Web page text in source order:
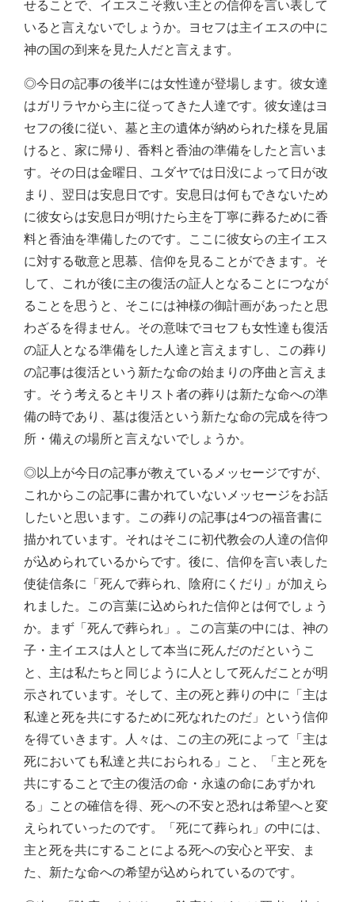
せることで、イエスこそ救い主との信仰を言い表して
いると言えないでしょうか。ヨセフは主イエスの中に
神の国の到来を見た人だと言えます。
◎今日の記事の後半には女性達が登場します。彼女達
はガリラヤから主に従ってきた人達です。彼女達はヨ
セフの後に従い、墓と主の遺体が納められた様を見届
けると、家に帰り、香料と香油の準備をしたと言いま
す。その日は金曜日、ユダヤでは日没によって日が改
まり、翌日は安息日です。安息日は何もできないため
に彼女らは安息日が明けたら主を丁寧に葬るために香
料と香油を準備したのです。ここに彼女らの主イエス
に対する敬意と思慕、信仰を見ることができます。そ
して、これが後に主の復活の証人となることにつなが
ることを思うと、そこには神様の御計画があったと思
わざるを得ません。その意味でヨセフも女性達も復活
の証人となる準備をした人達と言えますし、この葬り
の記事は復活という新たな命の始まりの序曲と言えま
す。そう考えるとキリスト者の葬りは新たな命への準
備の時であり、墓は復活という新たな命の完成を待つ
所・備えの場所と言えないでしょうか。
◎以上が今日の記事が教えているメッセージですが、
これからこの記事に書かれていないメッセージをお話
したいと思います。この葬りの記事は4つの福音書に
描かれています。それはそこに初代教会の人達の信仰
が込められているからです。後に、信仰を言い表した
使徒信条に「死んで葬られ、陰府にくだり」が加えら
れました。この言葉に込められた信仰とは何でしょう
か。まず「死んで葬られ」。この言葉の中には、神の
子・主イエスは人として本当に死んだのだというこ
と、主は私たちと同じように人として死んだことが明
示されています。そして、主の死と葬りの中に「主は
私達と死を共にするために死なれたのだ」という信仰
を得ていきます。人々は、この主の死によって「主は
死においても私達と共におられる」こと、「主と死を
共にすることで主の復活の命・永遠の命にあずかれ
る」ことの確信を得、死への不安と恐れは希望へと変
えられていったのです。「死にて葬られ」の中には、
主と死を共にすることによる死への安心と平安、ま
た、新たな命への希望が込められているのです。